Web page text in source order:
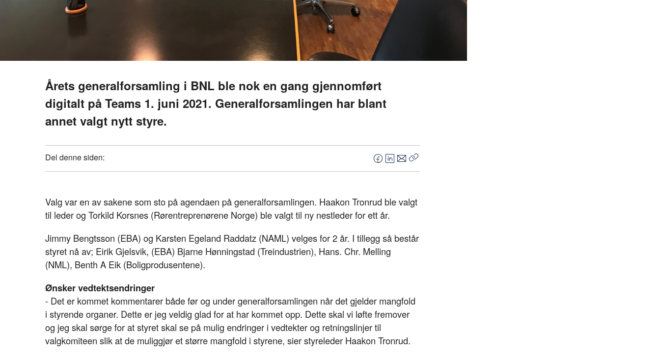
Årets generalforsamling i BNL ble nok en gang gjennomført
digitalt på Teams 1. juni 2021. Generalforsamlingen har blant
annet valgt nytt styre.
Del denne siden:
F
a
e
b
o
o
k
L
i
k
e
d
I
E
-
o
Kopier
Valg var en av sakene som sto på agendaen på generalforsamlingen. Haakon Tronrud ble valgt
til leder og Torkild Korsnes (Rørentreprenørene Norge) ble valgt til ny nestleder for ett år.
Jimmy Bengtsson (EBA) og Karsten Egeland Raddatz (NAML) velges for 2 år. I tillegg så består
styret nå av; Eirik Gjelsvik, (EBA) Bjarne Hønningstad (Treindustrien), Hans. Chr. Melling
(NML), Benth A Eik (Boligprodusentene).
Ønsker vedtektsendringer
- Det er kommet kommentarer både før og under generalforsamlingen når det gjelder mangfold
i styrende organer. Dette er jeg veldig glad for at har kommet opp. Dette skal vi løfte fremover
og jeg skal sørge for at styret skal se på mulig endringer i vedtekter og retningslinjer til
valgkomiteen slik at de muliggjør et større mangfold i styrene, sier styreleder Haakon Tronrud.